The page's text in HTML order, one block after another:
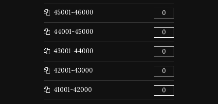
45001-46000 0
44001-45000 0
43001-44000 0
42001-43000 0
41001-42000 0